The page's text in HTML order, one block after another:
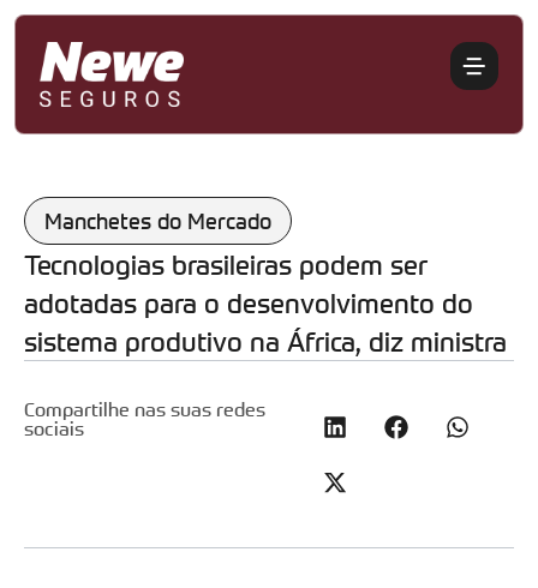
Manchetes do Mercado
Tecnologias brasileiras podem ser
adotadas para o desenvolvimento do
sistema produtivo na África, diz ministra
Compartilhe nas suas redes
sociais